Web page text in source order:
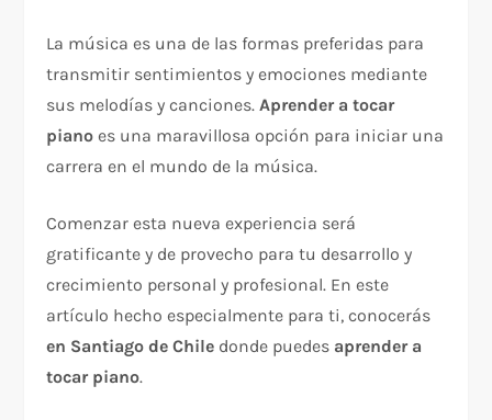
La música es una de las formas preferidas para
transmitir sentimientos y emociones mediante
sus melodías y canciones. Aprender a tocar
piano es una maravillosa opción para iniciar una
carrera en el mundo de la música.
Comenzar esta nueva experiencia será
gratificante y de provecho para tu desarrollo y
crecimiento personal y profesional. En este
artículo hecho especialmente para ti, conocerás
en Santiago de Chile donde puedes aprender a
tocar piano.